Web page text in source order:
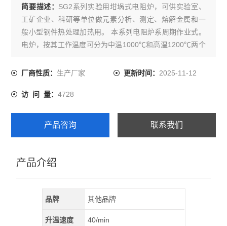
简要描述： SG2系列实验用坩埚式电阻炉，可供实验室、
工矿企业、科研等单位做元素分析、测定、熔解金属和一
般小型钢件热处理加热用。 本系列电阻炉系周期作业式。
电炉，按其工作温度可分为中温1000℃和高温1200℃两个
的整体炉膛，炉膛内放坩埚，供用户使用。
厂商性质： 生产厂家 更新时间： 2025-11-12
访 问 量：4728
产品咨询 联系我们
产品介绍
品牌 其他品牌
升温速度
40/min